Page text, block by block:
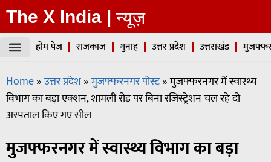
The X India | न्यूज़
होम पेज राजकाज गुनाह उत्तर प्रदेश उत्तराखंड
Home»उत्तर प्रदेश»मुजफ्फरनगर पोस्ट»मुजफ्फरनगर में स्वास्थ्य
विभाग का बड़ा एक्शन, शामली रोड पर बिना रजिस्ट्रेशन चल रहे दो
अस्पताल किए गए सील
मुजफ्फरनगर में स्वास्थ्य विभाग का बड़ा